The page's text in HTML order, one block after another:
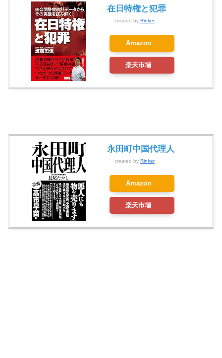
在日特権と犯罪
created by Rinker
Amazon
楽天市場
永田町中国代理人
created by Rinker
Amazon
楽天市場